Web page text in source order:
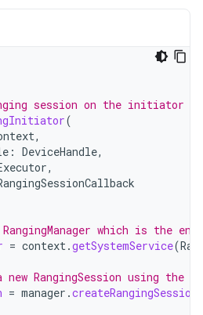
session on the initiator
(
,
: DeviceHandle,
,
which is the
= context .getSystemService(
RangingSession using the
= manager .createRangingSession